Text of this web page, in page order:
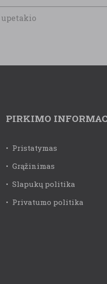
upetakio
PIRKIMO
• Pristatymas
• Grąžinimas
• Slapukų politika
• Privatumo politika